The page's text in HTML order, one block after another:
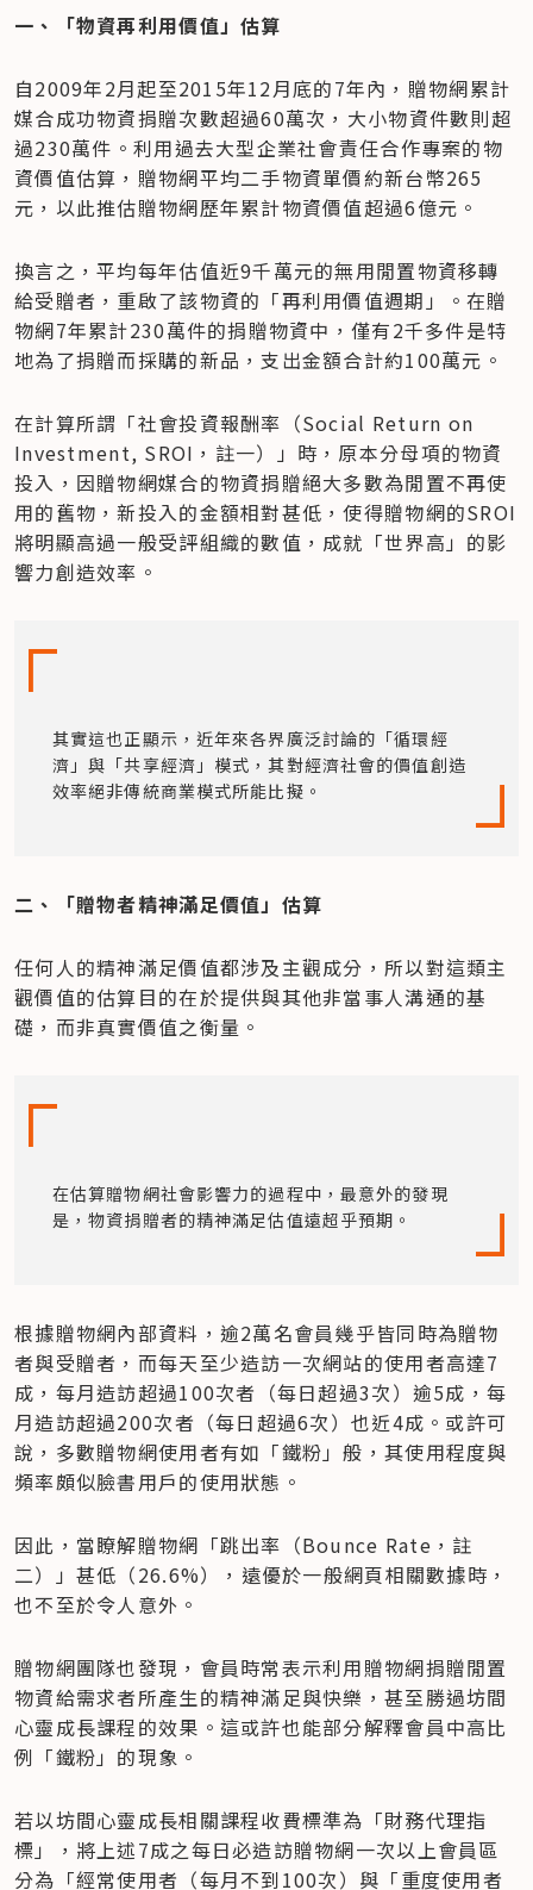
一、「物資再利用價值」估算
自2009年2月起至2015年12月底的7年內，贈物網累計
媒合成功物資捐贈次數超過60萬次，大小物資件數則超
過230萬件。利用過去大型企業社會責任合作專案的物
資價值估算，贈物網平均二手物資單價約新台幣265
元，以此推估贈物網歷年累計物資價值超過6億元。
換言之，平均每年估值近9千萬元的無用閒置物資移轉
給受贈者，重啟了該物資的「再利用價值週期」。在贈
物網7年累計230萬件的捐贈物資中，僅有2千多件是特
地為了捐贈而採購的新品，支出金額合計約100萬元。
在計算所謂「社會投資報酬率（Social Return on
Investment, SROI，註一）」時，原本分母項的物資
投入，因贈物網媒合的物資捐贈絕大多數為閒置不再使
用的舊物，新投入的金額相對甚低，使得贈物網的SROI
將明顯高過一般受評組織的數值，成就「世界高」的影
響力創造效率。
其實這也正顯示，近年來各界廣泛討論的「循環經
濟」與「共享經濟」模式，其對經濟社會的價值創造
效率絕非傳統商業模式所能比擬。
二、「贈物者精神滿足價值」估算
任何人的精神滿足價值都涉及主觀成分，所以對這類主
觀價值的估算目的在於提供與其他非當事人溝通的基
礎，而非真實價值之衡量。
在估算贈物網社會影響力的過程中，最意外的發現
是，物資捐贈者的精神滿足估值遠超乎預期。
根據贈物網內部資料，逾2萬名會員幾乎皆同時為贈物
者與受贈者，而每天至少造訪一次網站的使用者高達7
成，每月造訪超過100次者（每日超過3次）逾5成，每
月造訪超過200次者（每日超過6次）也近4成。或許可
說，多數贈物網使用者有如「鐵粉」般，其使用程度與
頻率頗似臉書用戶的使用狀態。
因此，當瞭解贈物網「跳出率（Bounce Rate，註
二）」甚低（26.6%），遠優於一般網頁相關數據時，
也不至於令人意外。
贈物網團隊也發現，會員時常表示利用贈物網捐贈閒置
物資給需求者所產生的精神滿足與快樂，甚至勝過坊間
心靈成長課程的效果。這或許也能部分解釋會員中高比
例「鐵粉」的現象。
若以坊間心靈成長相關課程收費標準為「財務代理指
標」，將上述7成之每日必造訪贈物網一次以上會員區
分為「經常使用者（每月不到100次）與「重度使用者